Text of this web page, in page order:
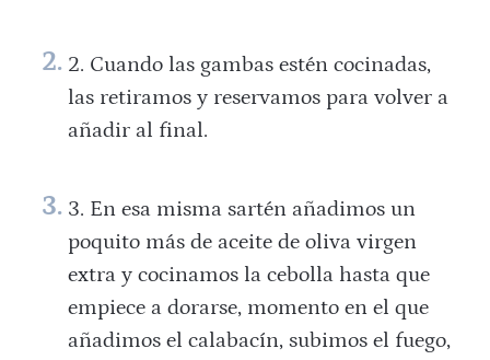
Cuando las gambas estén cocinadas,
las retiramos y reservamos para volver a
añadir al final.
En esa misma sartén añadimos un
poquito más de aceite de oliva virgen
extra y cocinamos la cebolla hasta que
empiece a dorarse, momento en el que
añadimos el calabacín, subimos el fuego,